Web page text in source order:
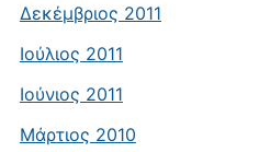
Δεκέμβριος 2011
Ιούλιος 2011
Ιούνιος 2011
Μάρτιος 2010